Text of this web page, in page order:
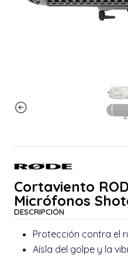
Cortaviento
Micrófonos
DESCRIPCIÓN
Protección contra el
Aísla del golpe y la